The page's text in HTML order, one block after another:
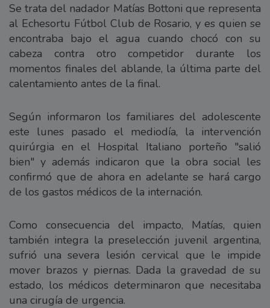
Se trata del nadador Matías Bottoni que representa
al Echesortu Fútbol Club de Rosario, y es quien se
encontraba bajo el agua cuando chocó con su
cabeza contra otro competidor durante los
momentos finales del ablande, la última parte del
calentamiento antes de la final.
Según informaron los familiares del adolescente
este lunes pasado el mediodía, la intervención
quirúrgia en el Hospital Italiano porteño "salió
bien" y además indicaron que la obra social les
confirmó que de ahora en adelante se hará cargo
de los gastos médicos de la internación.
Como consecuencia del impacto, Matías, quien
también integra la preselección juvenil argentina,
sufrió una severa lesión cervical que le impide
mover brazos y piernas. Dada la gravedad de su
estado, los médicos determinaron que necesitaba
una cirugía de urgencia.